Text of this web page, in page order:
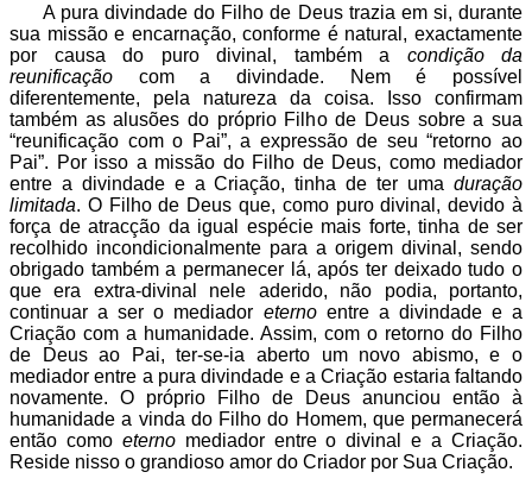
A pura divindade do Filho de Deus trazia em si, durante
sua missão e encarnação, conforme é natural, exactamente
por causa do puro divinal, também a condição da
reunificação com a divindade. Nem é possível
diferentemente, pela natureza da coisa. Isso confirmam
também as alusões do próprio Filho de Deus sobre a sua
“reunificação com o Pai”, a expressão de seu “retorno ao
Pai”. Por isso a missão do Filho de Deus, como mediador
entre a divindade e a Criação, tinha de ter uma duração
limitada. O Filho de Deus que, como puro divinal, devido à
força de atracção da igual espécie mais forte, tinha de ser
recolhido incondicionalmente para a origem divinal, sendo
obrigado também a permanecer lá, após ter deixado tudo o
que era extra-divinal nele aderido, não podia, portanto,
continuar a ser o mediador eterno entre a divindade e a
Criação com a humanidade. Assim, com o retorno do Filho
de Deus ao Pai, ter-se-ia aberto um novo abismo, e o
mediador entre a pura divindade e a Criação estaria faltando
novamente. O próprio Filho de Deus anunciou então à
humanidade a vinda do Filho do Homem, que permanecerá
então como eterno mediador entre o divinal e a Criação.
Reside nisso o grandioso amor do Criador por Sua Criação.